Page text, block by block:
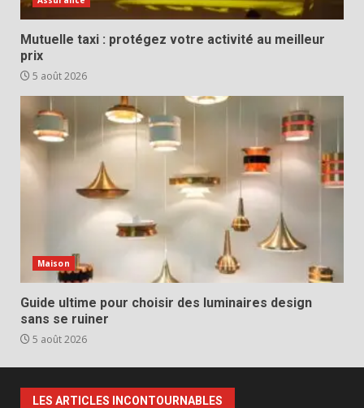
Mutuelle taxi : protégez votre activité au meilleur
prix
5 août 2026
Maison
Guide ultime pour choisir des luminaires design
sans se ruiner
5 août 2026
LES ARTICLES INCONTOURNABLES